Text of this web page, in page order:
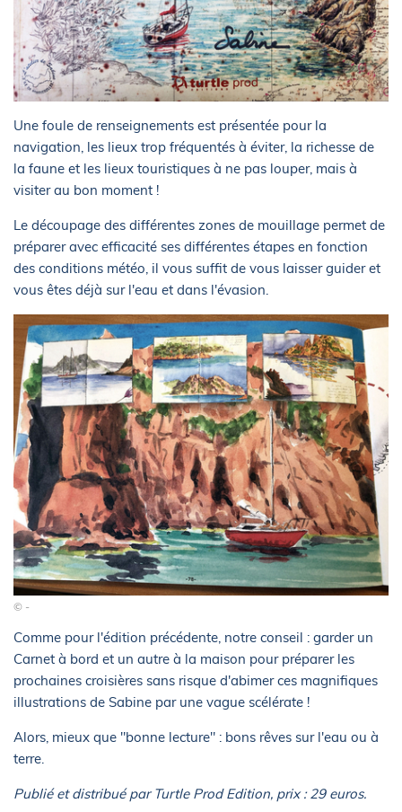
Une foule de renseignements est présentée pour la
navigation, les lieux trop fréquentés à éviter, la richesse de
la faune et les lieux touristiques à ne pas louper, mais à
visiter au bon moment !
Le découpage des différentes zones de mouillage permet de
préparer avec efficacité ses différentes étapes en fonction
des conditions météo, il vous suffit de vous laisser guider et
vous êtes déjà sur l'eau et dans l'évasion.
© -
Comme pour l'édition précédente, notre conseil : garder un
Carnet à bord et un autre à la maison pour préparer les
prochaines croisières sans risque d'abimer ces magnifiques
illustrations de Sabine par une vague scélérate !
Alors, mieux que "bonne lecture" : bons rêves sur l'eau ou à
terre.
Publié et distribué par Turtle Prod Edition, prix : 29 euros.